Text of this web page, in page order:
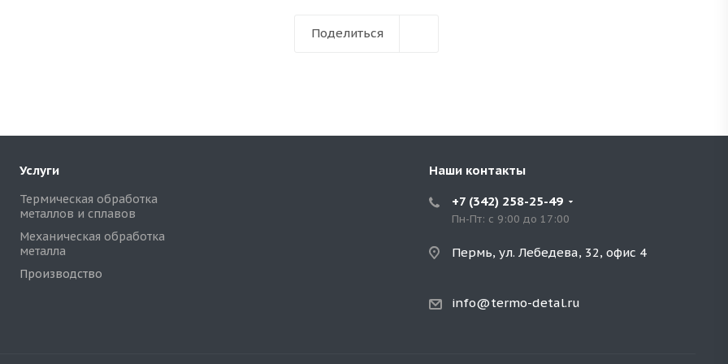
Поделиться
Услуги
Термическая обработка
металлов и сплавов
Механическая обработка
металла
Производство
Наши контакты
+7 (342) 258-25-49
Пн-Пт: с 9:00 до 17:00
Пермь, ул. Лебедева, 32, офис 4
info@termo-detal.ru